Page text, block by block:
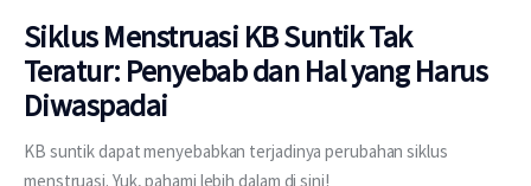
Siklus Menstruasi KB Suntik Tak
Teratur: Penyebab dan Hal yang Harus
Diwaspadai
KB suntik dapat menyebabkan terjadinya perubahan siklus
menstruasi. Yuk, pahami lebih dalam di sini!